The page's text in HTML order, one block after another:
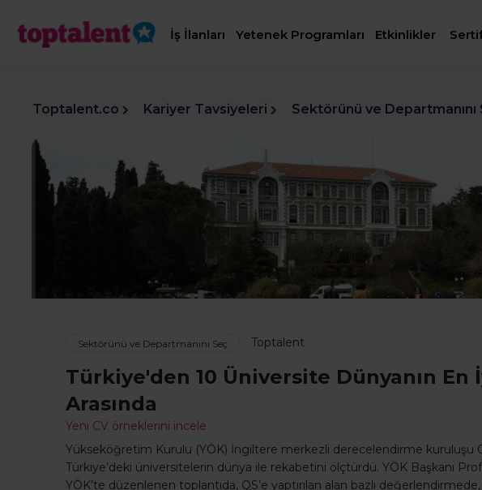
İş İlanları Yetenek Programları Etkinlikler
Toptalent.co Kariyer Tavsiyeleri Sektörünü ve Departmanını
Sektörünü ve Departmanını Seç Toptalent
Türkiye'den 10 Üniversite Dünyanın En
Arasında
Yeni CV örneklerini incele
Yükseköğretim Kurulu (YÖK) İngiltere merkezli derecelendirme kuruluşu
Türkiye’deki üniversitelerin dünya ile rekabetini ölçtürdü. YÖK Başkanı Prof.
YÖK’te düzenlenen toplantıda, QS’e yaptırılan alan bazlı